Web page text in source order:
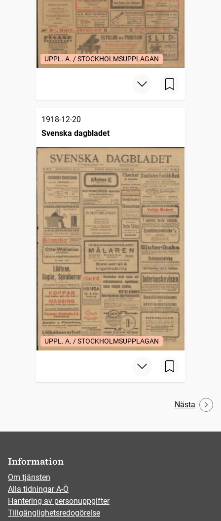
UPPL. A. / STOCKHOLMSUPPLAGAN
1918-12-20
Svenska dagbladet
UPPL. A. / STOCKHOLMSUPPLAGAN
Nästa
Information
Om tjänsten
Alla tidningar A-Ö
Hantering av personuppgifter
Tillgänglighetsredogörelse